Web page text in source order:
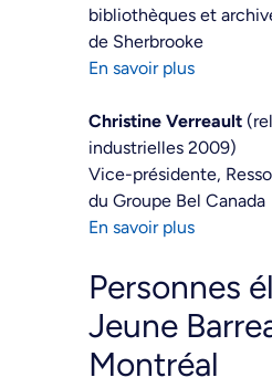
bibliothèques et
de Sherbrooke
En savoir plus
Christine Verreault
industrielles 2009)
Vice-présidente,
du Groupe Bel Canada
En savoir plus
Personnes
Jeune
Montréal